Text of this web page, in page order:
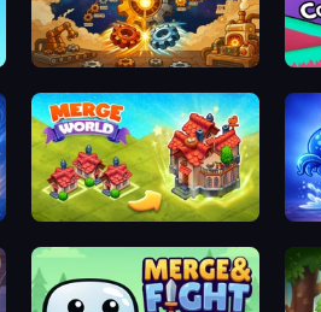
Gear Factory
Merge World